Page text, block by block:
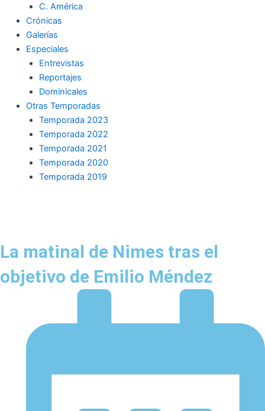
C. América
Crónicas
Galerías
Especiales
Entrevistas
Reportajes
Dominicales
Otras Temporadas
Temporada 2023
Temporada 2022
Temporada 2021
Temporada 2020
Temporada 2019
La matinal de Nimes tras el
objetivo de Emilio Méndez